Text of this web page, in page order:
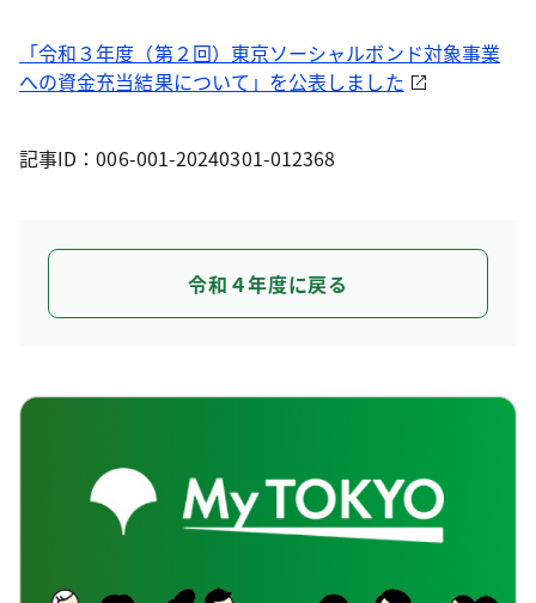
「令和３年度（第２回）東京ソーシャルボンド対象事業
への資金充当結果について」を公表しました
記事ID：006-001-20240301-012368
令和４年度に戻る